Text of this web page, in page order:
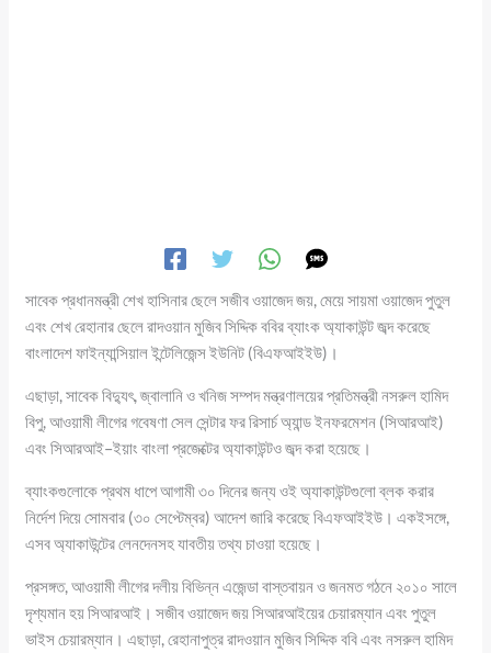
সাবেক প্রধানমন্ত্রী শেখ হাসিনার ছেলে সজীব ওয়াজেদ জয়, মেয়ে সায়মা ওয়াজেদ পুতুল
এবং শেখ রেহানার ছেলে রাদওয়ান মুজিব সিদ্দিক ববির ব্যাংক অ্যাকাউন্ট জব্দ করেছে
বাংলাদেশ ফাইন্যান্সিয়াল ইন্টেলিজেন্স ইউনিট (বিএফআইইউ)।
এছাড়া, সাবেক বিদ্যুৎ, জ্বালানি ও খনিজ সম্পদ মন্ত্রণালয়ের প্রতিমন্ত্রী নসরুল হামিদ
বিপু, আওয়ামী লীগের গবেষণা সেল সেন্টার ফর রিসার্চ অ্যান্ড ইনফরমেশন (সিআরআই)
এবং সিআরআই–ইয়াং বাংলা প্রজেক্টের অ্যাকাউন্টও জব্দ করা হয়েছে।
ব্যাংকগুলোকে প্রথম ধাপে আগামী ৩০ দিনের জন্য ওই অ্যাকাউন্টগুলো ব্লক করার
নির্দেশ দিয়ে সোমবার (৩০ সেপ্টেম্বর) আদেশ জারি করেছে বিএফআইইউ। একইসঙ্গে,
এসব অ্যাকাউন্টের লেনদেনসহ যাবতীয় তথ্য চাওয়া হয়েছে।
প্রসঙ্গত, আওয়ামী লীগের দলীয় বিভিন্ন এজেন্ডা বাস্তবায়ন ও জনমত গঠনে ২০১০ সালে
দৃশ্যমান হয় সিআরআই। সজীব ওয়াজেদ জয় সিআরআইয়ের চেয়ারম্যান এবং পুতুল
ভাইস চেয়ারম্যান। এছাড়া, রেহানাপুত্র রাদওয়ান মুজিব সিদ্দিক ববি এবং নসরুল হামিদ